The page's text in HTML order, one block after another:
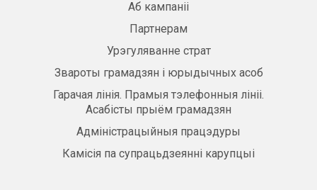
Аб кампаніі
Партнерам
Урэгуляванне страт
Звароты грамадзян і юрыдычных асоб
Гарачая лінія. Прамыя тэлефонныя лініі.
Асабісты прыём грамадзян
Адміністрацыйныя працэдуры
Камісія па супрацьдзеянні карупцыі